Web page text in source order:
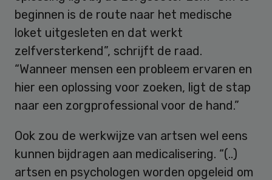
beginnen is de route naar het medische
loket uitgesleten en dat werkt
zelfversterkend”, schrijft de raad.
“Wanneer mensen een probleem ervaren en
hier een oplossing voor zoeken, ligt de stap
naar een zorgprofessional voor de hand.”
Ook zou de werkwijze van artsen wel eens
kunnen bijdragen aan medicalisering. “(..)
artsen en psychologen worden opgeleid om